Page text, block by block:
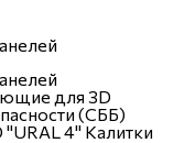
для 3D
(СББ)
"URAL 4" Калитки